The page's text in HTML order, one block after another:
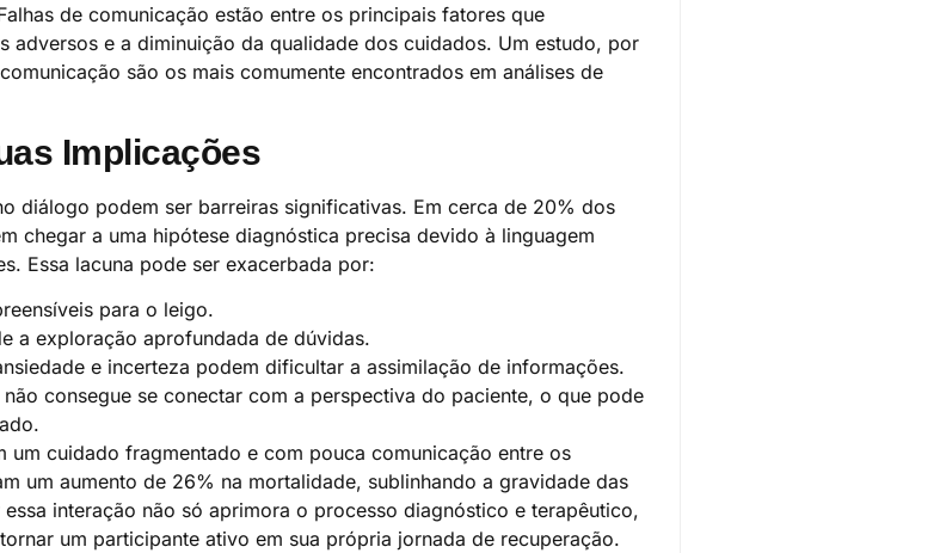
de comunicação estão entre os principais fatores que
adversos e a diminuição da qualidade dos cuidados. Um estudo, por
são os mais comumente encontrados em análises de
Implicações
diálogo podem ser barreiras significativas. Em cerca de 20% dos
chegar a uma hipótese diagnóstica precisa devido à linguagem
Essa lacuna pode ser exacerbada por:
para o leigo.
a exploração aprofundada de dúvidas.
e incerteza podem dificultar a assimilação de informações.
consegue se conectar com a perspectiva do paciente, o que pode
um cuidado fragmentado e com pouca comunicação entre os
um aumento de 26% na mortalidade, sublinhando a gravidade das
interação não só aprimora o processo diagnóstico e terapêutico,
um participante ativo em sua própria jornada de recuperação.